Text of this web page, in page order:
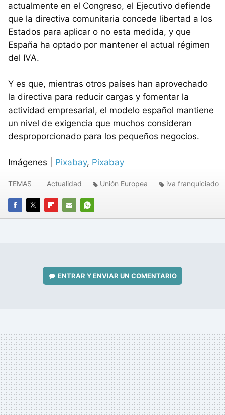
actualmente en el Congreso, el Ejecutivo defiende
que la directiva comunitaria concede libertad a los
Estados para aplicar o no esta medida, y que
España ha optado por mantener el actual régimen
del IVA.
Y es que, mientras otros países han aprovechado
la directiva para reducir cargas y fomentar la
actividad empresarial, el modelo español mantiene
un nivel de exigencia que muchos consideran
desproporcionado para los pequeños negocios.
Imágenes | Pixabay, Pixabay
FACEBOOK
TWITTERFLIPBOARD
E-
WHATSAPP
TEMAS Actualidad Unión Europea iva franquiciado
ENTRAR Y ENVIAR UN COMENTARIO